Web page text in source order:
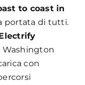
to coast in
portata di tutti.
Washington
con